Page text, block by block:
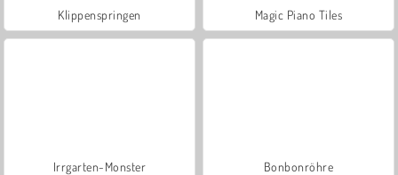
Klippenspringen Magic Piano Tiles
Irrgarten-Monster Bonbonröhre